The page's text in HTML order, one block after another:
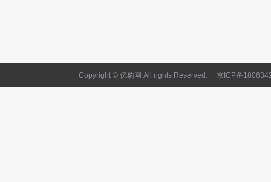
Copyright © 亿豹网 All rights Reserved. 京ICP备